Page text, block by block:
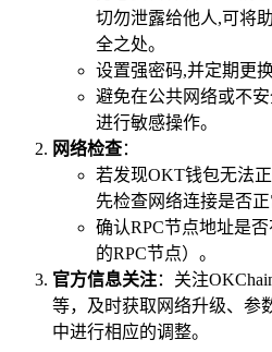
切勿泄露给他人,可将
全之处。
设置强密码,并定期更换
避免在公共网络或不
进行敏感操作。
网络检查：
若发现OKT钱包无法
先检查网络连接是否正
确认RPC节点地址是
的RPC节点）。
官方信息关注：关注
等，及时获取网络升级、参
中进行相应的调整。